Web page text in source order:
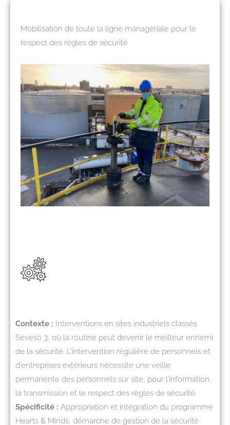
Mobilisation de toute la ligne managériale pour le
respect des règles de sécurité
Contexte : Interventions en sites industriels classés
Seveso 3, où la routine peut devenir le meilleur ennemi
de la sécurité. L’intervention régulière de personnels et
d’entreprises extérieurs nécessite une veille
permanente des personnels sur site, pour l’information,
la transmission et le respect des règles de sécurité.
Spécificité : Appropriation et intégration du programme
Hearts & Minds, démarche de gestion de la sécurité